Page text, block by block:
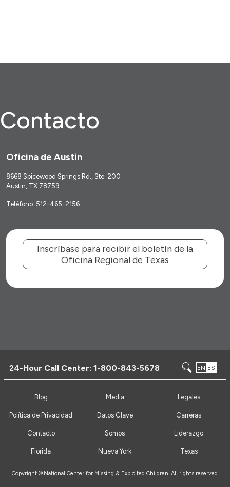
Contacto
Oficina de Austin
8668 Spicewood Springs Rd., Ste. 200
Austin, TX 78759
Teléfono: 512-465-2156
Inscríbase para recibir el boletín de la
Oficina Regional de Texas
24-Hour Call Center:1-800-843-5678 EN ES
Blog Media Legales
Política de Privacidad Datos Clave Carreras
Contacto Somos Liderazgo
Florida Nueva York Texas
Copyright © National Center for Missing & Exploited Children. All rights reserved.